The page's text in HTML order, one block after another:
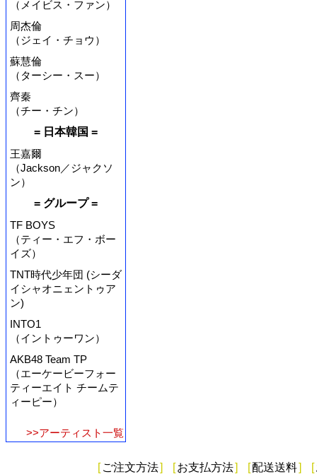
（メイビス・ファン）
周杰倫
（ジェイ・チョウ）
蘇慧倫
（ターシー・スー）
齊秦
（チー・チン）
= 日本韓国 =
王嘉爾
（Jackson／ジャクソ
ン）
= グループ =
TF BOYS
（ティー・エフ・ボー
イズ）
TNT時代少年団 (シーダ
イシャオニェントゥア
ン)
INTO1
（イントゥーワン）
AKB48 Team TP
（エーケービーフォー
ティーエイト チームテ
ィーピー）
>>アーティスト一覧
[ ご注文方法] [お支払方法] [配送送料] [